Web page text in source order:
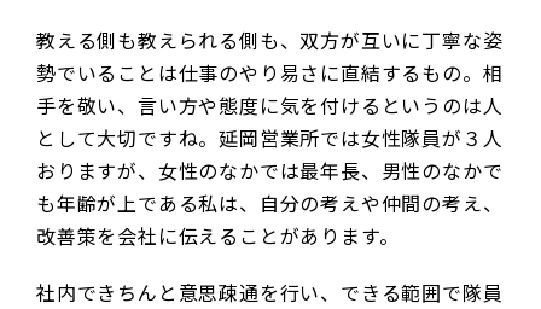
教える側も教えられる側も、双方が互いに丁寧な姿
勢でいることは仕事のやり易さに直結するもの。相
手を敬い、言い方や態度に気を付けるというのは人
として大切ですね。延岡営業所では女性隊員が３人
おりますが、女性のなかでは最年長、男性のなかで
も年齢が上である私は、自分の考えや仲間の考え、
改善策を会社に伝えることがあります。
社内できちんと意思疎通を行い、できる範囲で隊員